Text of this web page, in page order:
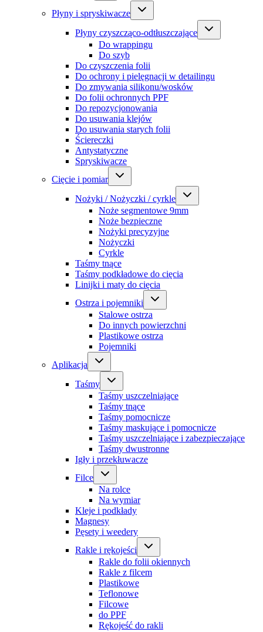
Płyny i spryskiwacze
Płyny czyszcząco-odtłuszczające
Do wrappingu
Do szyb
Do czyszczenia folii
Do ochrony i pielęgnacji w detailingu
Do zmywania silikonu/wosków
Do folii ochronnych PPF
Do repozycjonowania
Do usuwania klejów
Do usuwania starych folii
Ściereczki
Antystatyczne
Spryskiwacze
Cięcie i pomiar
Nożyki / Nożyczki / cyrkle
Noże segmentowe 9mm
Noże bezpieczne
Nożyki precyzyjne
Nożyczki
Cyrkle
Taśmy tnące
Taśmy podkładowe do cięcia
Linijki i maty do cięcia
Ostrza i pojemniki
Stalowe ostrza
Do innych powierzchni
Plastikowe ostrza
Pojemniki
Aplikacja
Taśmy
Taśmy uszczelniające
Taśmy tnące
Taśmy pomocnicze
Taśmy maskujące i pomocnicze
Taśmy uszczelniające i zabezpieczające
Taśmy dwustronne
Igły i przekłuwacze
Filce
Na rolce
Na wymiar
Kleje i podkłady
Magnesy
Pęsety i weedery
Rakle i rękojeści
Rakle do folii okiennych
Rakle z filcem
Plastikowe
Teflonowe
Filcowe
do PPF
Rękojeść do rakli